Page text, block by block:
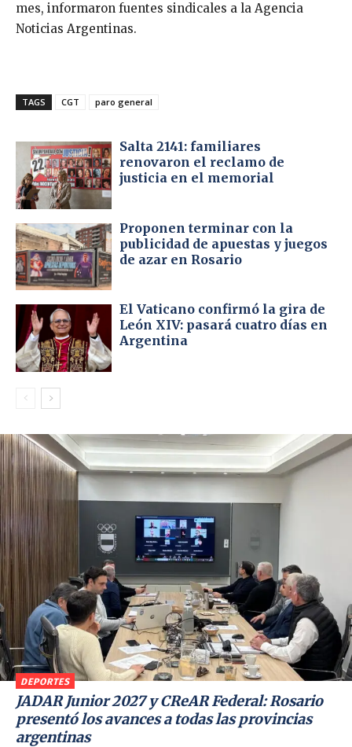
mes, informaron fuentes sindicales a la Agencia
Noticias Argentinas.
TAGS CGT paro general
Salta 2141: familiares
renovaron el reclamo de
justicia en el memorial
Proponen terminar con la
publicidad de apuestas y juegos
de azar en Rosario
El Vaticano confirmó la gira de
León XIV: pasará cuatro días en
Argentina
DEPORTES
JADAR Junior 2027 y CReAR Federal: Rosario
presentó los avances a todas las provincias
argentinas